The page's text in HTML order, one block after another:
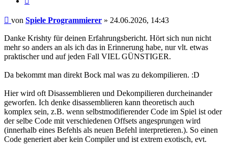
Beitrag
von Spiele Programmierer » 24.06.2026, 14:43
Danke Krishty für deinen Erfahrungsbericht. Hört sich nun nicht
mehr so anders an als ich das in Erinnerung habe, nur vlt. etwas
praktischer und auf jeden Fall VIEL GÜNSTIGER.
Da bekommt man direkt Bock mal was zu dekompilieren. :D
Hier wird oft Disassemblieren und Dekompilieren durcheinander
geworfen. Ich denke disassemblieren kann theoretisch auch
komplex sein, z.B. wenn selbstmodifierender Code im Spiel ist oder
der selbe Code mit verschiedenen Offsets angesprungen wird
(innerhalb eines Befehls als neuen Befehl interpretieren.). So einen
Code generiert aber kein Compiler und ist extrem exotisch, evt.